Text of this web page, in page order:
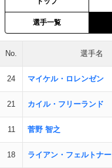
選手一覧
No. 選手名
24 マイケル・ロレンゼン
21 カイル・フリーランド
11 菅野 智之
18 ライアン・フェルトナー